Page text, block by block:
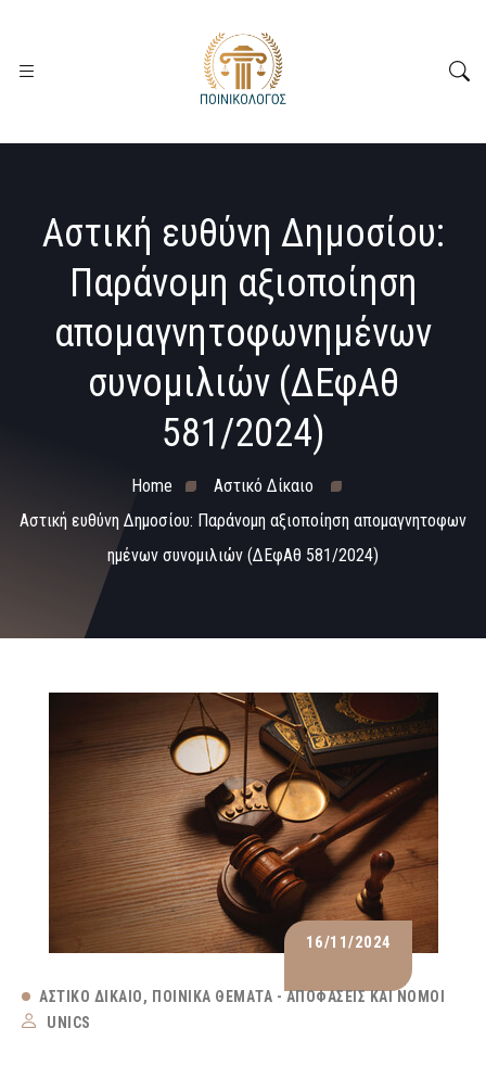
Αστική ευθύνη Δημοσίου:
Παράνομη αξιοποίηση
απομαγνητοφωνημένων
συνομιλιών (ΔΕφΑθ
581/2024)
Home
Αστικό Δίκαιο
Αστική ευθύνη Δημοσίου: Παράνομη αξιοποίηση απομαγνητοφων
ημένων συνομιλιών (ΔΕφΑθ 581/2024)
16/11/2024
ΑΣΤΙΚΌ ΔΊΚΑΙΟ
ΠΟΙΝΙΚΆ ΘΈΜΑΤΑ - ΑΠΟΦΆΣΕΙΣ ΚΑΙ ΝΌΜΟΙ
UNICS